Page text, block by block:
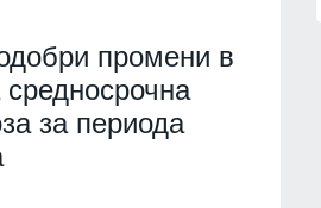
промени в
за периода